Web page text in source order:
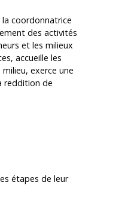
coordonnatrice
des activités
et les milieux
accueille les
exerce une
reddition de
étapes de leur